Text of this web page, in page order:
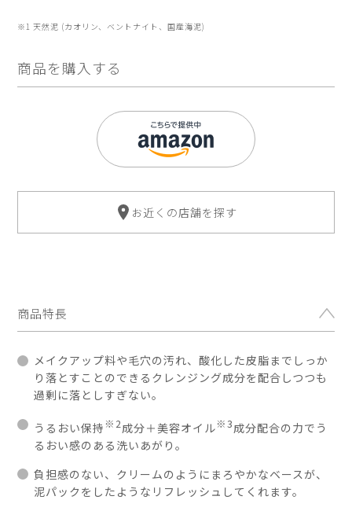
※1 天然泥 (カオリン、ベントナイト、国産海泥)
商品を購入する
お近くの店舗を探す
商品特長
メイクアップ料や毛穴の汚れ、酸化した皮脂までしっか
り落とすことのできるクレンジング成分を配合しつつも
過剰に落としすぎない。
うるおい保持 ※2成分＋美容オイル※3成分配合の力でう
るおい感のある洗いあがり。
負担感のない、クリームのようにまろやかなベースが、
泥パックをしたようなリフレッシュしてくれます。